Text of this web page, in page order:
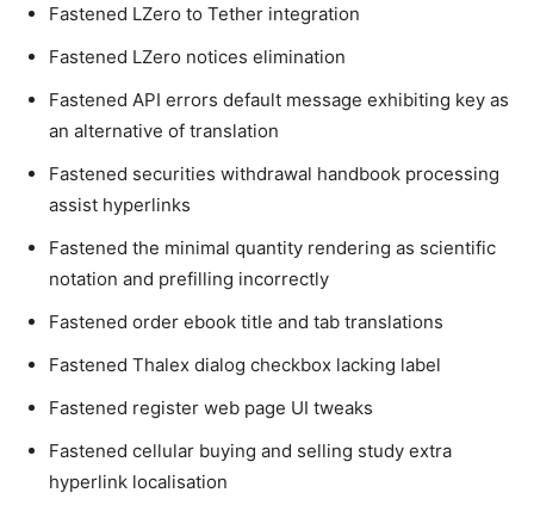
Fastened LZero to Tether integration
Fastened LZero notices elimination
Fastened API errors default message exhibiting key as
an alternative of translation
Fastened securities withdrawal handbook processing
assist hyperlinks
Fastened the minimal quantity rendering as scientific
notation and prefilling incorrectly
Fastened order ebook title and tab translations
Fastened Thalex dialog checkbox lacking label
Fastened register web page UI tweaks
Fastened cellular buying and selling study extra
hyperlink localisation